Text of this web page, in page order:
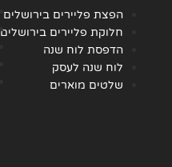
הפצת פליירים בירושלים
חלוקת פליירים בירושלים
הדפסת לוח שנה
לוח שנה לעסק
שלטים מוארים